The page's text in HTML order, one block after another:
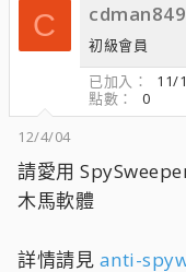
C cdman849
初級會員
已加入
11/
點數
0
12/4/04
請愛用
木馬軟體
詳情請見 anti-